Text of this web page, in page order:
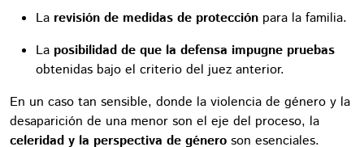
La revisión de medidas de protección para la familia.
La posibilidad de que la defensa impugne pruebas
obtenidas bajo el criterio del juez anterior.
En un caso tan sensible, donde la violencia de género y la
desaparición de una menor son el eje del proceso, la
celeridad y la perspectiva de género son esenciales.